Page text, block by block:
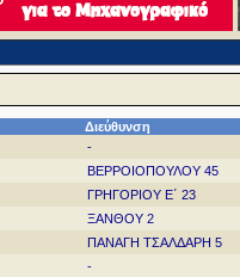
Διεύθυνση
-
ΒΕΡΡΟΙΟΠΟΥΛΟΥ 45
ΓΡΗΓΟΡΙΟΥ Ε΄ 23
ΞΑΝΘΟΥ 2
ΠΑΝΑΓΗ ΤΣΑΛΔΑΡΗ 5
-